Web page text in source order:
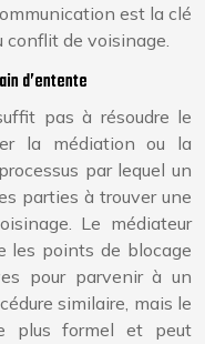
est la clé
conflit de voisinage.
d’entente
pas à résoudre le
la médiation ou la
par lequel un
parties à trouver une
Le médiateur
les points de blocage
pour parvenir à un
similaire, mais le
plus formel et peut